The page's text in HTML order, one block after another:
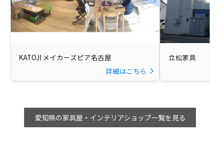
KATOJI メイカーズピア名古屋
詳細はこちら
立松家具
愛知県の家具屋・インテリアショップ一覧を見る